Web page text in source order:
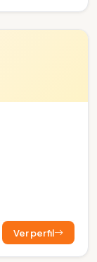
Ver perfil